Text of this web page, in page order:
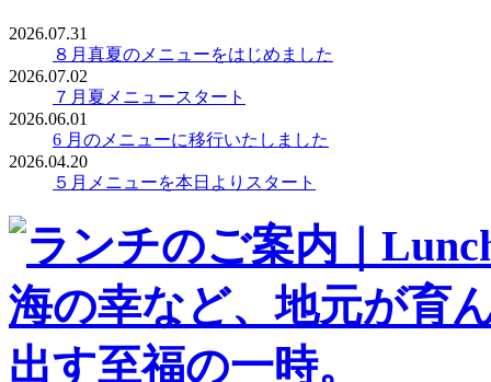
2026.07.31
８月真夏のメニューをはじめました
2026.07.02
７月夏メニュースタート
2026.06.01
6 月のメニューに移行いたしました
2026.04.20
５月メニューを本日よりスタート